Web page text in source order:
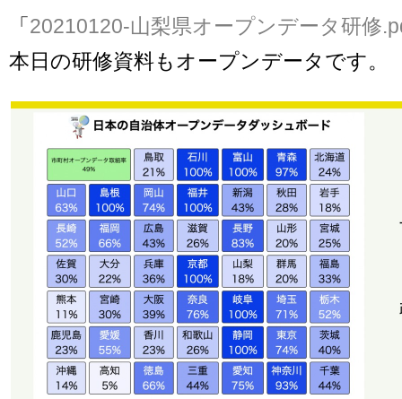
「20210120-山梨県オープンデータ研修
本日の研修資料もオープンデータです。